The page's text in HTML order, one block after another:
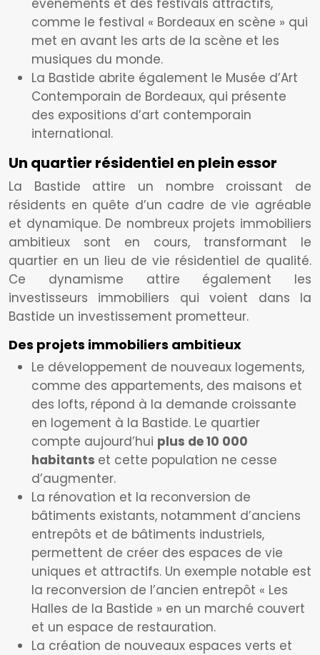
événements et des festivals attractifs,
comme le festival « Bordeaux en scène » qui
met en avant les arts de la scène et les
musiques du monde.
La Bastide abrite également le Musée d’Art
Contemporain de Bordeaux, qui présente
des expositions d’art contemporain
international.
Un quartier résidentiel en plein essor
La Bastide attire un nombre croissant de
résidents en quête d’un cadre de vie agréable
et dynamique. De nombreux projets immobiliers
ambitieux sont en cours, transformant le
quartier en un lieu de vie résidentiel de qualité.
Ce dynamisme attire également les
investisseurs immobiliers qui voient dans la
Bastide un investissement prometteur.
Des projets immobiliers ambitieux
Le développement de nouveaux logements,
comme des appartements, des maisons et
des lofts, répond à la demande croissante
en logement à la Bastide. Le quartier
compte aujourd’hui plus de 10 000
habitants et cette population ne cesse
d’augmenter.
La rénovation et la reconversion de
bâtiments existants, notamment d’anciens
entrepôts et de bâtiments industriels,
permettent de créer des espaces de vie
uniques et attractifs. Un exemple notable est
la reconversion de l’ancien entrepôt « Les
Halles de la Bastide » en un marché couvert
et un espace de restauration.
La création de nouveaux espaces verts et